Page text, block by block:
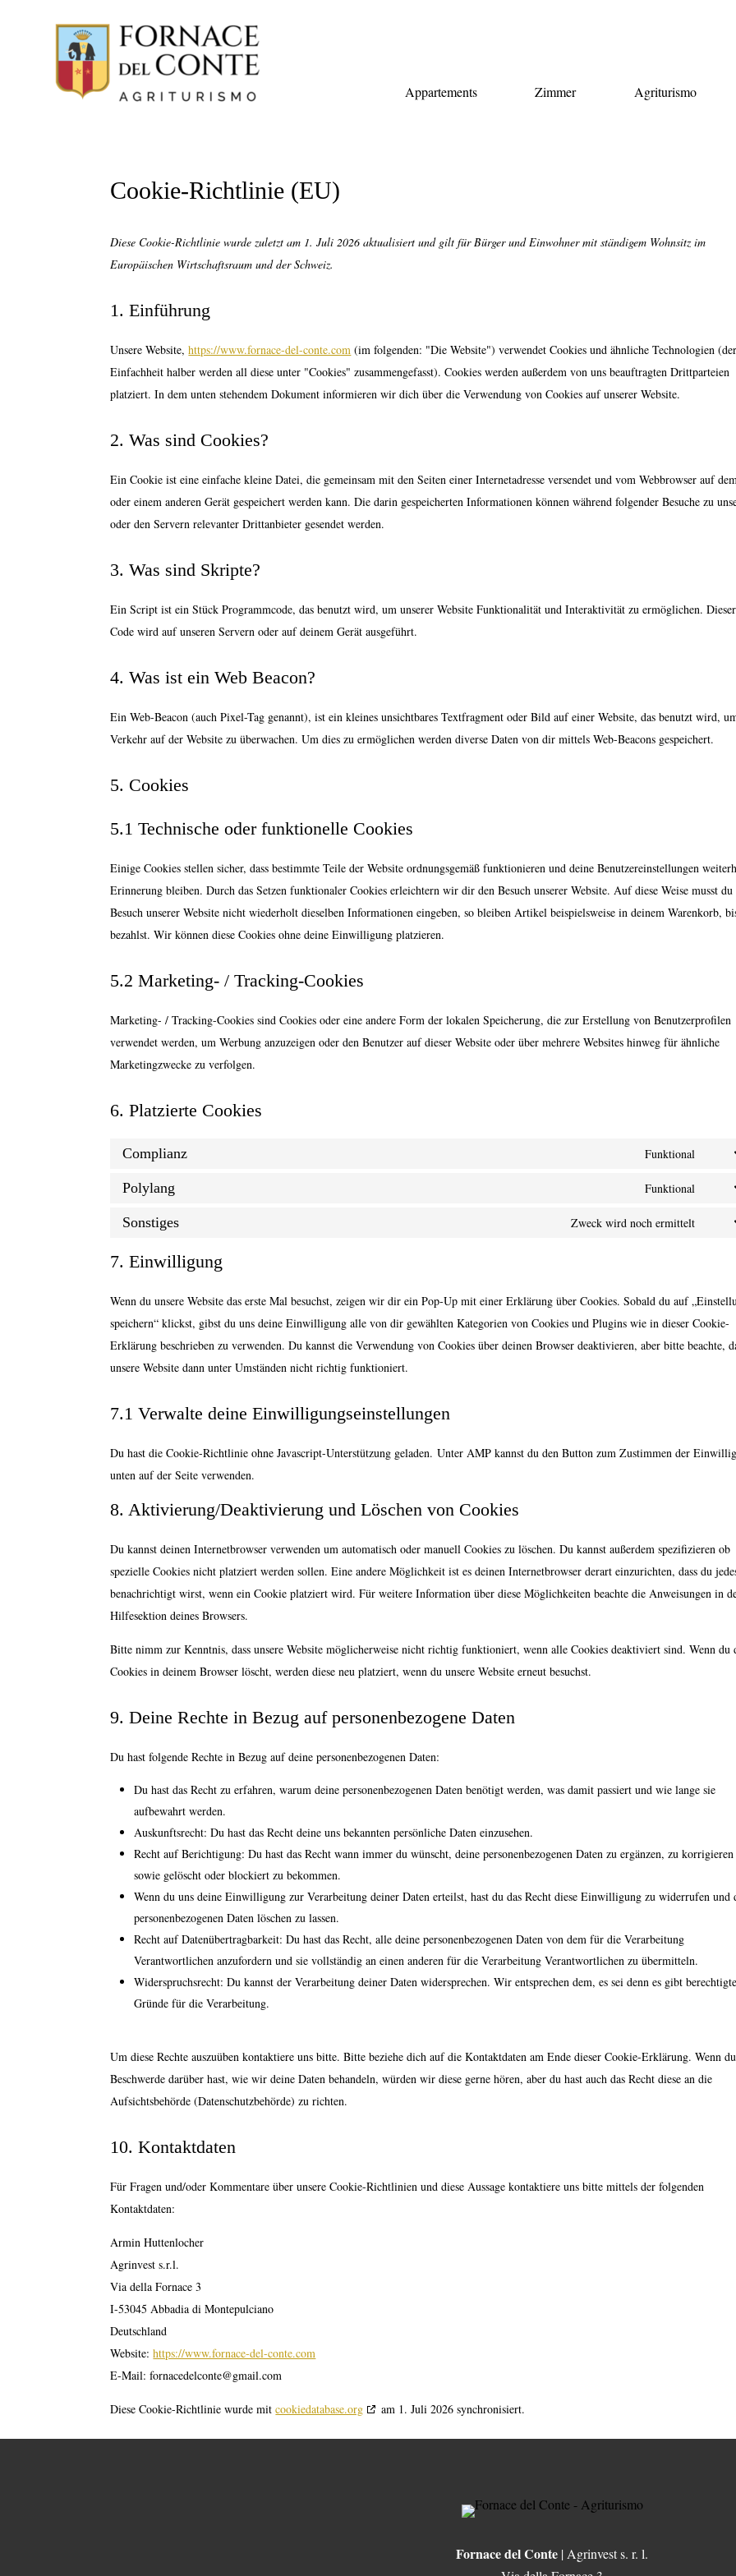
Appartements Zimmer Agriturismo
Cookie-Richtlinie (EU)
Diese Cookie-Richtlinie wurde zuletzt am 1. Juli 2026 aktualisiert und gilt für Bürger und Einwohner mit ständigem Wohnsitz im
Europäischen Wirtschaftsraum und der Schweiz.
1. Einführung
Unsere Website,https://www.fornace-del-conte.com (im folgenden: "Die Website") verwendet Cookies und ähnliche Technologien (der
Einfachheit halber werden all diese unter "Cookies" zusammengefasst). Cookies werden außerdem von uns beauftragten Drittparteien
platziert. In dem unten stehendem Dokument informieren wir dich über die Verwendung von Cookies auf unserer Website.
2. Was sind Cookies?
Ein Cookie ist eine einfache kleine Datei, die gemeinsam mit den Seiten einer Internetadresse versendet und vom Webbrowser auf
oder einem anderen Gerät gespeichert werden kann. Die darin gespeicherten Informationen können während folgender Besuche zu
oder den Servern relevanter Drittanbieter gesendet werden.
3. Was sind Skripte?
Ein Script ist ein Stück Programmcode, das benutzt wird, um unserer Website Funktionalität und Interaktivität zu ermöglichen. Dieser
Code wird auf unseren Servern oder auf deinem Gerät ausgeführt.
4. Was ist ein Web Beacon?
Ein Web-Beacon (auch Pixel-Tag genannt), ist ein kleines unsichtbares Textfragment oder Bild auf einer Website, das benutzt wird,
Verkehr auf der Website zu überwachen. Um dies zu ermöglichen werden diverse Daten von dir mittels Web-Beacons gespeichert.
5. Cookies
5.1 Technische oder funktionelle Cookies
Einige Cookies stellen sicher, dass bestimmte Teile der Website ordnungsgemäß funktionieren und deine Benutzereinstellungen
Erinnerung bleiben. Durch das Setzen funktionaler Cookies erleichtern wir dir den Besuch unserer Website. Auf diese Weise musst du
Besuch unserer Website nicht wiederholt dieselben Informationen eingeben, so bleiben Artikel beispielsweise in deinem Warenkorb,
bezahlst. Wir können diese Cookies ohne deine Einwilligung platzieren.
5.2 Marketing- / Tracking-Cookies
Marketing- / Tracking-Cookies sind Cookies oder eine andere Form der lokalen Speicherung, die zur Erstellung von Benutzerprofilen
verwendet werden, um Werbung anzuzeigen oder den Benutzer auf dieser Website oder über mehrere Websites hinweg für ähnliche
Marketingzwecke zu verfolgen.
6. Platzierte Cookies
Complianz Funktional
Polylang Funktional
Sonstiges Zweck wird noch ermittelt
7. Einwilligung
Wenn du unsere Website das erste Mal besuchst, zeigen wir dir ein Pop-Up mit einer Erklärung über Cookies. Sobald du auf
speichern“ klickst, gibst du uns deine Einwilligung alle von dir gewählten Kategorien von Cookies und Plugins wie in dieser Cookie-
Erklärung beschrieben zu verwenden. Du kannst die Verwendung von Cookies über deinen Browser deaktivieren, aber bitte beachte,
unsere Website dann unter Umständen nicht richtig funktioniert.
7.1 Verwalte deine Einwilligungseinstellungen
Du hast die Cookie-Richtlinie ohne Javascript-Unterstützung geladen. Unter AMP kannst du den Button zum Zustimmen der
unten auf der Seite verwenden.
8. Aktivierung/Deaktivierung und Löschen von Cookies
Du kannst deinen Internetbrowser verwenden um automatisch oder manuell Cookies zu löschen. Du kannst außerdem spezifizieren ob
spezielle Cookies nicht platziert werden sollen. Eine andere Möglichkeit ist es deinen Internetbrowser derart einzurichten, dass du
benachrichtigt wirst, wenn ein Cookie platziert wird. Für weitere Information über diese Möglichkeiten beachte die Anweisungen in
Hilfesektion deines Browsers.
Bitte nimm zur Kenntnis, dass unsere Website möglicherweise nicht richtig funktioniert, wenn alle Cookies deaktiviert sind. Wenn du
Cookies in deinem Browser löscht, werden diese neu platziert, wenn du unsere Website erneut besuchst.
9. Deine Rechte in Bezug auf personenbezogene Daten
Du hast folgende Rechte in Bezug auf deine personenbezogenen Daten:
Du hast das Recht zu erfahren, warum deine personenbezogenen Daten benötigt werden, was damit passiert und wie lange sie
aufbewahrt werden.
Auskunftsrecht: Du hast das Recht deine uns bekannten persönliche Daten einzusehen.
Recht auf Berichtigung: Du hast das Recht wann immer du wünscht, deine personenbezogenen Daten zu ergänzen, zu korrigieren
sowie gelöscht oder blockiert zu bekommen.
Wenn du uns deine Einwilligung zur Verarbeitung deiner Daten erteilst, hast du das Recht diese Einwilligung zu widerrufen und
personenbezogenen Daten löschen zu lassen.
Recht auf Datenübertragbarkeit: Du hast das Recht, alle deine personenbezogenen Daten von dem für die Verarbeitung
Verantwortlichen anzufordern und sie vollständig an einen anderen für die Verarbeitung Verantwortlichen zu übermitteln.
Widerspruchsrecht: Du kannst der Verarbeitung deiner Daten widersprechen. Wir entsprechen dem, es sei denn es gibt berechtigte
Gründe für die Verarbeitung.
Um diese Rechte auszuüben kontaktiere uns bitte. Bitte beziehe dich auf die Kontaktdaten am Ende dieser Cookie-Erklärung. Wenn
Beschwerde darüber hast, wie wir deine Daten behandeln, würden wir diese gerne hören, aber du hast auch das Recht diese an die
Aufsichtsbehörde (Datenschutzbehörde) zu richten.
10. Kontaktdaten
Für Fragen und/oder Kommentare über unsere Cookie-Richtlinien und diese Aussage kontaktiere uns bitte mittels der folgenden
Kontaktdaten:
Armin Huttenlocher
Agrinvest s.r.l.
Via della Fornace 3
I-53045 Abbadia di Montepulciano
Deutschland
Website:https://www.fornace-del-conte.com
E-Mail:fornacedelconte@gmail.com
Diese Cookie-Richtlinie wurde mitcookiedatabase.org am 1. Juli 2026 synchronisiert.
Fornace del Conte | Agrinvest s. r. l.